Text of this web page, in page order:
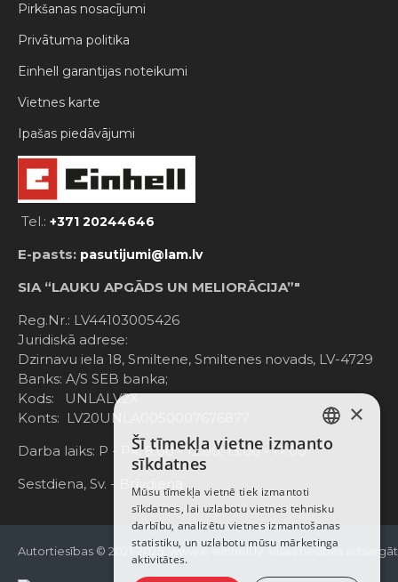
Pirkšanas nosacījumi
Privātuma politika
Einhell garantijas noteikumi
Vietnes karte
Ipašas piedāvājumi
Tel.: +371 20244646
E-pasts: pasutijumi@lam.lv
SIA “LAUKU APGĀDS UN MELIORĀCIJA”"
Reg.Nr.: LV44103005426
Juridiskā adrese:
Dzirnavu iela 18, Smiltene, Smiltenes novads, LV-4729
Banks: A/S SEB banka;
Kods: UNLALV2X
Konts: LV20UNLA0050007676877
Darba laiks: P - Pk. 8:00 - 12:00; 13:00 - 17:00
Sestdiena, Sv. - Brīvdiena
Autortiesības © 2021-2025, www.e-einhell.lv, Visas tiesības
LATVIAN
ENGLISH
×
Šī tīmekļa vietne izmanto
sīkdatnes
Mūsu tīmekļa vietnē tiek izmantoti
sīkdatnes, lai uzlabotu vietnes tehnisku
darbību, analizētu vietnes izmantošanas
statistiku, un uzlabotu mūsu mārketinga
aktivitātes.